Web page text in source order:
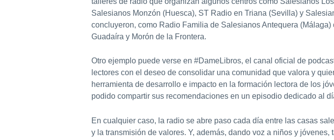
Salesianos Monzón (Huesca), ST Radio en Triana (Sevilla) y
concluyeron, como Radio Familia de Salesianos Antequera
Guadaíra y Morón de la Frontera.
Otro ejemplo puede verse en #DameLibros, el canal oficial de
lectores con el deseo de consolidar una comunidad que valora y
herramienta de desarrollo e impacto en la formación lectora de los
podido compartir sus recomendaciones en un episodio dedicado al
En cualquier caso, la radio se abre paso cada día entre las casas
y la transmisión de valores. Y, además, dando voz a niños y jóvenes,